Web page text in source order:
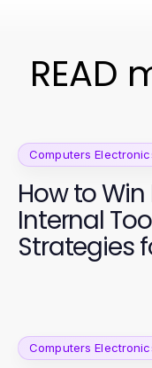
READ
Computers
How to
Internal
Strategies
Computers